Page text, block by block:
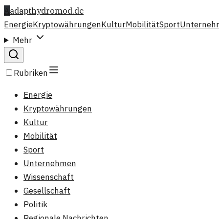
Aadapthydromod.de
EnergieKryptowährungenKulturMobilitätSport
Mehr
Rubriken
Energie
Kryptowährungen
Kultur
Mobilität
Sport
Unternehmen
Wissenschaft
Gesellschaft
Politik